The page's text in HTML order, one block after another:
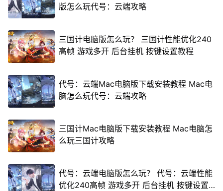
版怎么玩代号：云端攻略
三国计电脑版怎么玩？ 三国计性能优化240
高帧 游戏多开 后台挂机 按键设置教程
代号：云端Mac电脑版下载安装教程 Mac电
脑怎么玩代号：云端攻略
三国计Mac电脑版下载安装教程 Mac电脑怎
么玩三国计攻略
代号：云端电脑版怎么玩？ 代号：云端性能
优化240高帧 游戏多开 后台挂机 按键设置